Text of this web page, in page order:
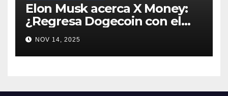
Elon Musk acerca X Money:
¿Regresa Dogecoin con el
nuevo pago nativo? #Cripto
#Dogecoin
NOV 14, 2025